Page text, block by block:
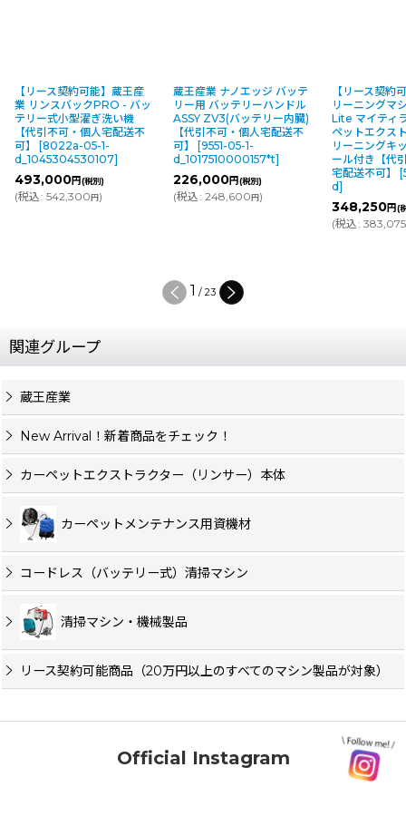
【リース契約可能】蔵王産
業 リンスバックPRO - バッ
テリー式小型濯ぎ洗い機
【代引不可・個人宅配送不
可】
[8022a-05-1-
d_1045304530107]
493,000円(税別)
(税込: 542,300円)
蔵王産業 ナノエッジ バッテ
リー用 バッテリーハンドル
ASSY ZV3(バッテリー内臓)
【代引不可・個人宅配送不
可】
[9551-05-1-
d_1017510000157*t]
226,000円(税別)
(税込: 248,600円)
【リース契約
リーニングマ
Lite マイティ
ペットエクス
リーニングキ
ール付き【代
宅配送不可】
[
d]
348,250円(
(税込: 383,075
1 / 23
関連グループ
蔵王産業
New Arrival！新着商品をチェック！
カーペットエクストラクター（リンサー）本体
カーペットメンテナンス用資機材
コードレス（バッテリー式）清掃マシン
清掃マシン・機械製品
リース契約可能商品（20万円以上のすべてのマシン製品が対象）
Official Instagram